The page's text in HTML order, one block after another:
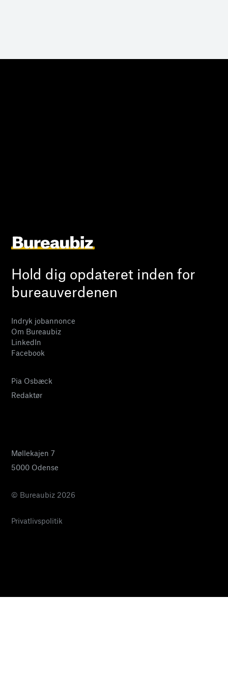
Hold dig opdateret inden for
bureauverdenen
Indryk jobannonce
Om Bureaubiz
LinkedIn
Facebook
Pia Osbæck
Redaktør
Møllekajen 7
5000 Odense
© Bureaubiz 2026
Privatlivspolitik